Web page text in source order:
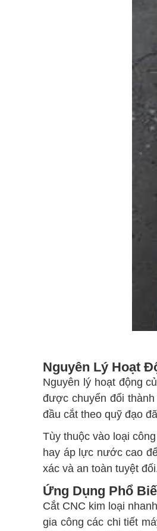
Nguyên Lý Hoạt
Nguyên lý hoạt động
được chuyển đổi
đầu cắt theo quỹ đạo
Tùy thuộc vào loại
hay áp lực nước cao
xác và an toàn tuyệt
Ứng Dụng Phổ
Cắt CNC kim loại
gia công các chi tiết